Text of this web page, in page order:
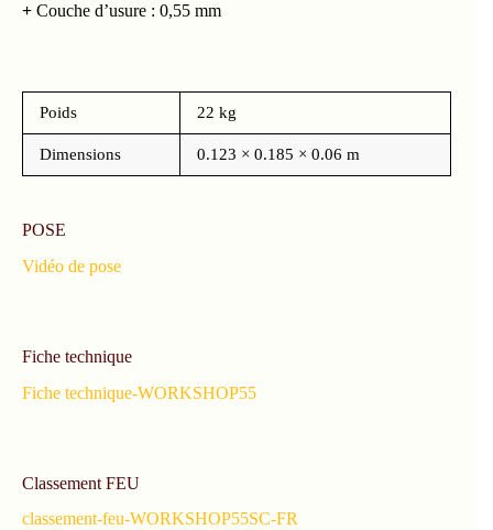
+ Couche d’usure : 0,55 mm
Poids 22 kg
Dimensions 0.123 × 0.185 × 0.06 m
POSE
Vidéo de pose
Fiche technique
Fiche technique-WORKSHOP55
Classement FEU
classement-feu-WORKSHOP55SC-FR